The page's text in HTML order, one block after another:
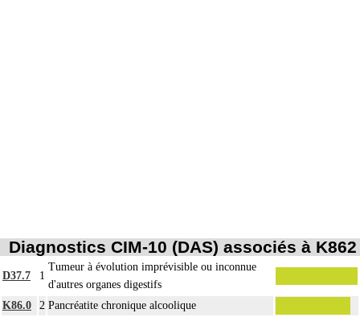
Diagnostics CIM-10 (DAS) associés à K862
D37.7 1
Tumeur à évolution imprévisible ou inconnue
d'autres organes digestifs
K86.0
2 Pancréatite chronique alcoolique